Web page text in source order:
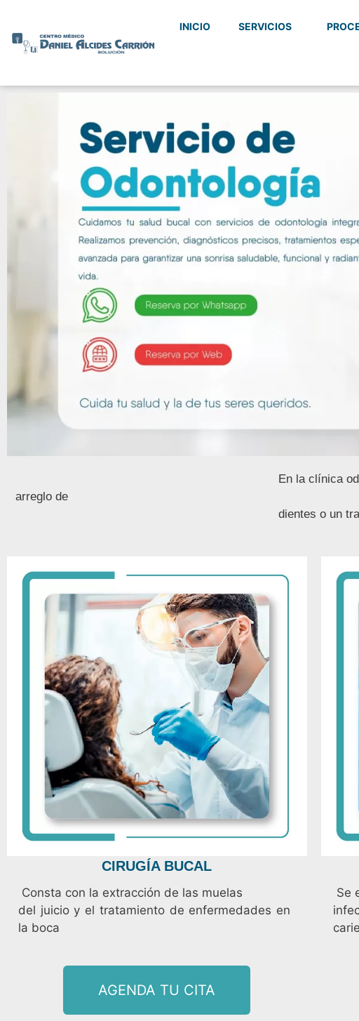
INICIO SERVICIOS
En la clínica
arreglo de
dientes o un tratamiento dental intensivo y
CIRUGÍA BUCAL
Consta con la extracción de las muelas
del juicio y el tratamiento de enfermedades en
la boca
AGENDA TU CITA
Se